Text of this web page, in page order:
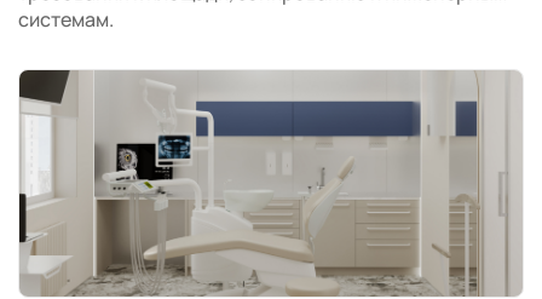
системам.